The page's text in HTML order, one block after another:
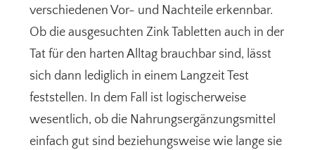
verschiedenen Vor- und Nachteile erkennbar.
Ob die ausgesuchten Zink Tabletten auch in der
Tat für den harten Alltag brauchbar sind, lässt
sich dann lediglich in einem Langzeit Test
feststellen. In dem Fall ist logischerweise
wesentlich, ob die Nahrungsergänzungsmittel
einfach gut sind beziehungsweise wie lange sie